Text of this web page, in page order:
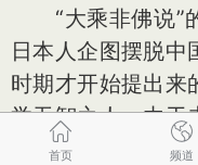
“大乘非佛说”
日本人企图摆脱中
时期才开始提出来
学无智之人，由于
误的学术考证，
首页 频道